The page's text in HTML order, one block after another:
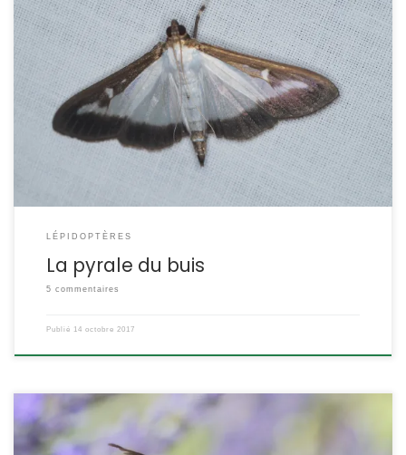
Elle est très jolie, sa chenille aussi, mais l’arrivée de cette pyrale
est une véritable catastrophe pour les buis. Cette espèce
originaire d’Asie se répand en Europe en détruisant tous les buis
sur son chemin. Cydalima perspectalis Walker,1859 POSITION
SYSTÉMATIQUE : Insecte Lépidoptère Hétérocère Famille des
Crambidae ETYMOLOGIE : perspectalis veut dire « qui se […]
LÉPIDOPTÈRES
La pyrale du buis
5 commentaires
Publié 14 octobre 2017